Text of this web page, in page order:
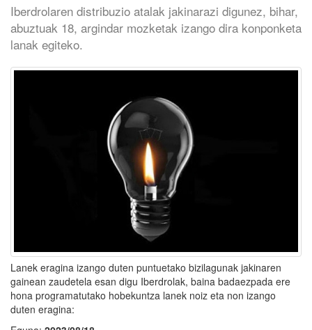
Iberdrolaren distribuzio atalak jakinarazi digunez, bihar,
abuztuak 18, argindar mozketak izango dira konponketa
lanak egiteko.
Lanek eragina izango duten puntuetako bizilagunak jakinaren
gainean zaudetela esan digu Iberdrolak, baina badaezpada ere
hona programatutako hobekuntza lanek noiz eta non izango
duten eragina: